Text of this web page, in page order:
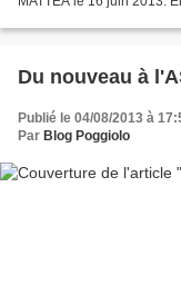
Du nouveau à
Publié le 04/08/2013 à
Par Blog Poggiolo